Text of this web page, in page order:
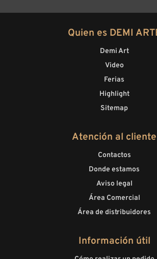
Quien es DEMI
Demi Art
Video
Ferias
Highlight
Sitemap
Atención al cliente
Contactos
Donde estamos
Aviso legal
Área Comercial
Área de distribuidores
Información útil